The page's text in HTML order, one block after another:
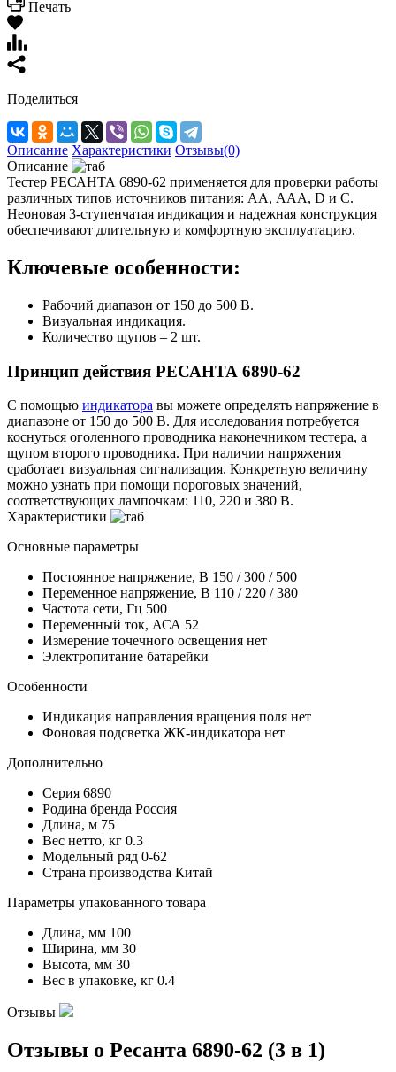
Печать
Поделиться
Описание Характеристики Отзывы(0)
Описание
Тестер РЕСАНТА 6890-62 применяется для проверки работы
различных типов источников питания: АА, ААА, D и С.
Неоновая 3-ступенчатая индикация и надежная конструкция
обеспечивают длительную и комфортную эксплуатацию.
Ключевые особенности:
Рабочий диапазон от 150 до 500 В.
Визуальная индикация.
Количество щупов – 2 шт.
Принцип действия РЕСАНТА 6890-62
С помощью индикатора вы можете определять напряжение в
диапазоне от 150 до 500 В. Для исследования потребуется
коснуться оголенного проводника наконечником тестера, а
щупом второго проводника. При наличии напряжения
сработает визуальная сигнализация. Конкретную величину
можно узнать при помощи пороговых значений,
соответствующих лампочкам: 110, 220 и 380 В.
Характеристики
Основные параметры
Постоянное напряжение, В 150 / 300 / 500
Переменное напряжение, В 110 / 220 / 380
Частота сети, Гц 500
Переменный ток, АСА 52
Измерение точечного освещения нет
Электропитание батарейки
Особенности
Индикация направления вращения поля нет
Фоновая подсветка ЖК-индикатора нет
Дополнительно
Серия 6890
Родина бренда Россия
Длина, м 75
Вес нетто, кг 0.3
Модельный ряд 0-62
Страна производства Китай
Параметры упакованного товара
Длина, мм 100
Ширина, мм 30
Высота, мм 30
Вес в упаковке, кг 0.4
Отзывы
Отзывы о Ресанта 6890-62 (3 в 1)